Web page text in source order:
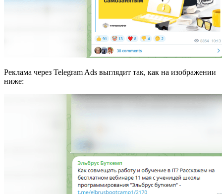
Реклама через Telegram Ads выглядит так, как на изображении
ниже: